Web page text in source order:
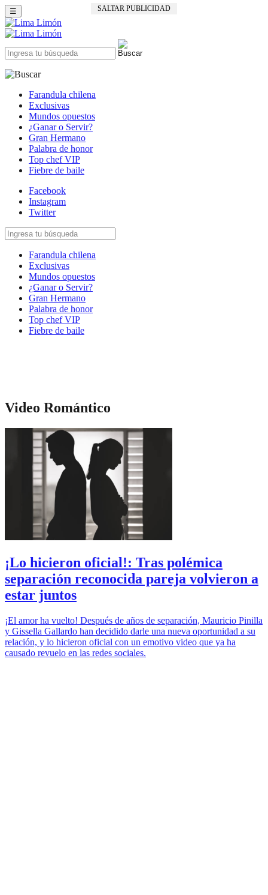
SALTAR PUBLICIDAD
☰
Farandula chilena
Exclusivas
Mundos opuestos
¿Ganar o Servir?
Gran Hermano
Palabra de honor
Top chef VIP
Fiebre de baile
Facebook
Instagram
Twitter
Farandula chilena
Exclusivas
Mundos opuestos
¿Ganar o Servir?
Gran Hermano
Palabra de honor
Top chef VIP
Fiebre de baile
Video Romántico
¡Lo hicieron oficial!: Tras polémica
separación reconocida pareja volvieron a
estar juntos
¡El amor ha vuelto! Después de años de separación, Mauricio Pinilla
y Gissella Gallardo han decidido darle una nueva oportunidad a su
relación, y lo hicieron oficial con un emotivo video que ya ha
causado revuelo en las redes sociales.